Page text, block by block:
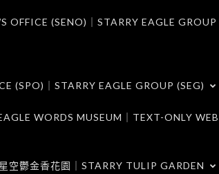
OFFICE (SENO)｜STARRY EAGLE GROUP
(SPO)｜STARRY EAGLE GROUP (SEG)
WORDS MUSEUM｜TEXT-ONLY
空鬱金香花園｜STARRY TULIP GARDEN